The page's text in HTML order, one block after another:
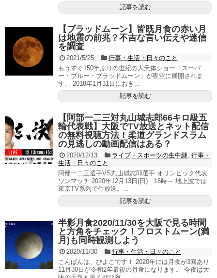
記事を読む
【ブラッドムーン】皆既月食の赤い月
は地震の前兆？不吉な言い伝えや迷信
を調査
2021/5/25
行事・生活・日々のこと
もうすぐ150年ぶりの世紀の大天体ショー「スーパ
ー・ブルー・ブラッドムーン」が夜空に展開されま
す。 2018年1月31日におき...
記事を読む
【阿部一二三対丸山城志郎66キロ級五
輪代表戦】大阪でTV放送とネット配信
の無料視聴方法！柔道グランドスラム
の見逃しの動画配信はある？
2020/12/13 ライブ・スポーツの生中継, 行事・
生活・日々のこと
阿部一二三選手VS丸山城志郎選手 オリンピック代表
ワンマッチ 2020年12月13日(日) 16時～ 地上波では
東京TV系列で生放送。...
記事を読む
半影月食2020/11/30を大阪で見る時間
と方角をチェック！フロストムーン(満
月)も同時観測しよう
2020/11/30
行事・生活・日々のこと
こんばんは、ぴよこです！ 2020年には月食が3回あり
11月30日が令和2年最後の月食になります。 今夜は大